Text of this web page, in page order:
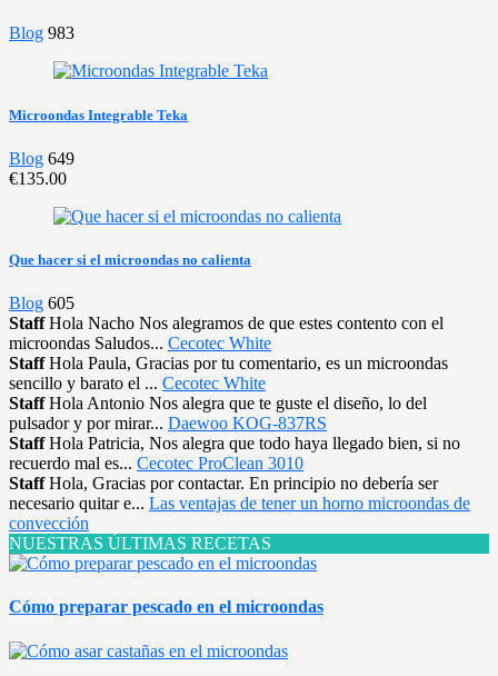
Blog 983
Microondas Integrable Teka
Blog 649
€135.00
Que hacer si el microondas no calienta
Blog 605
StaffHola Nacho Nos alegramos de que estes contento con el
microondas Saludos... Cecotec White
StaffHola Paula, Gracias por tu comentario, es un microondas
sencillo y barato el ... Cecotec White
StaffHola Antonio Nos alegra que te guste el diseño, lo del
pulsador y por mirar... Daewoo KOG-837RS
StaffHola Patricia, Nos alegra que todo haya llegado bien, si no
recuerdo mal es... Cecotec ProClean 3010
StaffHola, Gracias por contactar. En principio no debería ser
necesario quitar e... Las ventajas de tener un horno microondas de
convección
NUESTRAS ÚLTIMAS RECETAS
Cómo preparar pescado en el microondas